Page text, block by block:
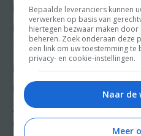
Hoofdgerecht
Nagerecht
Tussengerecht
Lunch recepten
Bakrecepten
Aziatische en Oosterse
recepten
Bepaalde leveranciers kunnen
verwerken op basis van
hiertegen bezwaar maken
beheren. Zoek onderaan deze
een link om uw toestemming te
privacy- en cookie-instellingen.
Naar de
Meer